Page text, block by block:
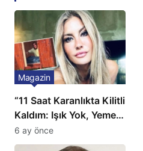
“11 Saat Karanlıkta Kilitli
Kaldım: Işık Yok, Yemek
Yok, Tuvalet Yok!”
Çağla Şikel’den Şok
Magazin
6 ay önce